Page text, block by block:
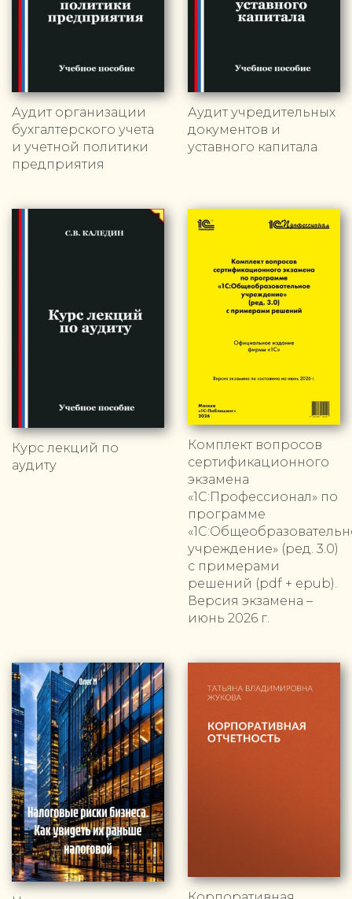
Аудит организации
бухгалтерского учета
и учетной политики
предприятия
Аудит учредительных
документов и
уставного капитала
Курс лекций по
аудиту
Комплект вопросов
сертификационного
экзамена
«1С:Профессионал» по
программе
учреждение» (ред. 3.0)
с примерами
решений (pdf + epub).
Версия экзамена –
июнь 2026 г.